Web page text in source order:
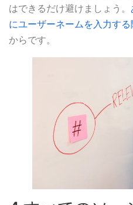
はできるだけ避けましょう。
にユーザーネームを入力する
からです。